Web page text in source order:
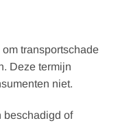
transportschade
Deze termijn
niet.
beschadigd of